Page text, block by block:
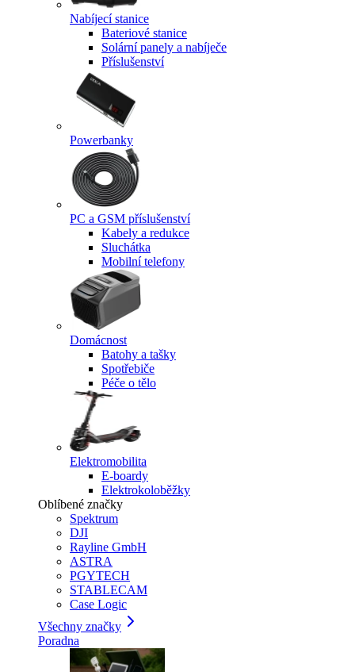
Nabíjecí stanice
Bateriové stanice
Solární panely a nabíječe
Příslušenství
Powerbanky
PC a GSM příslušenství
Kabely a redukce
Sluchátka
Mobilní telefony
Domácnost
Batohy a tašky
Spotřebiče
Péče o tělo
Elektromobilita
E-boardy
Elektrokoloběžky
Oblíbené značky
Spektrum
DJI
Rayline GmbH
ASTRA
PGYTECH
STABLECAM
Case Logic
Všechny značky
Poradna